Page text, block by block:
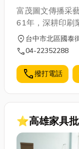
錄｜提袋｜
刷廠
富茂圖文傳播采藝 · 富
61年，深耕印刷
「以真處事、以
力於提供高品質
每一件作品都能
念。包含名片、
袋、工商日誌、
客戶群： 感謝
遊、大同餐盒、
納、大智國小、
location_on 台中市北區國泰
call04-22352288
call撥打電話
⭐高雄家具
掌握選購技